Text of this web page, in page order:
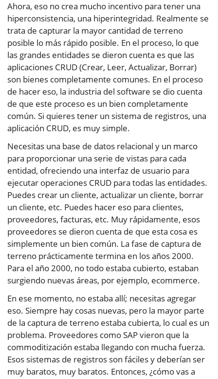
Ahora, eso no crea mucho incentivo para tener una
hiperconsistencia, una hiperintegridad. Realmente se
trata de capturar la mayor cantidad de terreno
posible lo más rápido posible. En el proceso, lo que
las grandes entidades se dieron cuenta es que las
aplicaciones CRUD (Crear, Leer, Actualizar, Borrar)
son bienes completamente comunes. En el proceso
de hacer eso, la industria del software se dio cuenta
de que este proceso es un bien completamente
común. Si quieres tener un sistema de registros, una
aplicación CRUD, es muy simple.
Necesitas una base de datos relacional y un marco
para proporcionar una serie de vistas para cada
entidad, ofreciendo una interfaz de usuario para
ejecutar operaciones CRUD para todas las entidades.
Puedes crear un cliente, actualizar un cliente, borrar
un cliente, etc. Puedes hacer eso para clientes,
proveedores, facturas, etc. Muy rápidamente, esos
proveedores se dieron cuenta de que esta cosa es
simplemente un bien común. La fase de captura de
terreno prácticamente termina en los años 2000.
Para el año 2000, no todo estaba cubierto, estaban
surgiendo nuevas áreas, por ejemplo, ecommerce.
En ese momento, no estaba allí; necesitas agregar
eso. Siempre hay cosas nuevas, pero la mayor parte
de la captura de terreno estaba cubierta, lo cual es un
problema. Proveedores como SAP vieron que la
commoditización estaba llegando con mucha fuerza.
Esos sistemas de registros son fáciles y deberían ser
muy baratos, muy baratos. Entonces, ¿cómo vas a